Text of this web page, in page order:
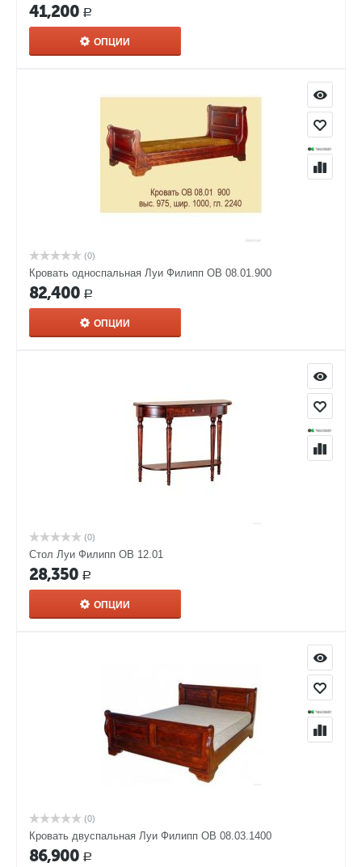
41,200 Р
ОПЦИИ
(0)
Кровать односпальная Луи Филипп ОВ 08.01.900
82,400 Р
ОПЦИИ
(0)
Стол Луи Филипп ОВ 12.01
28,350 Р
ОПЦИИ
(0)
Кровать двуспальная Луи Филипп ОВ 08.03.1400
86,900 Р